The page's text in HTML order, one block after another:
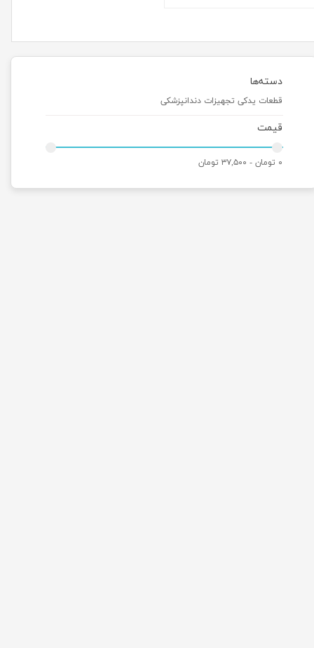
دسته‌ها
قطعات یدکی تجهیزات دندانپزشکی
قیمت
۰ تومان - ۳۷,۵۰۰ تومان